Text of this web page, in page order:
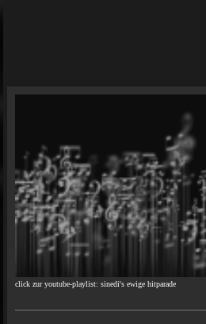
click zur youtube-playlist: sinedi's ewige hitparade